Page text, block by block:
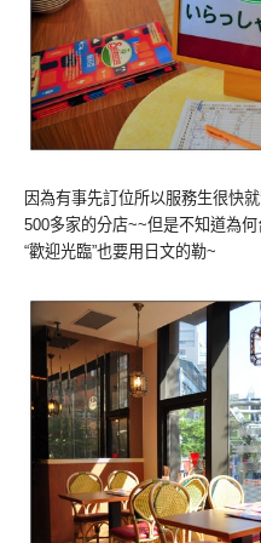
因為有事先訂位所以服務生很快
500多家的分店~~但是不知道為
“歡迎光臨”也要用日文的勒~